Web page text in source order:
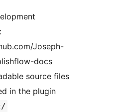
Joseph-
docs
source files
in the plugin